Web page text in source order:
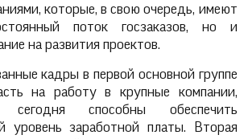
которые, в свою очередь, имеют
поток госзаказов, но и
на развития проектов.
кадры в первой основной группе
на работу в крупные компании,
способны обеспечить
уровень заработной платы. Вторая